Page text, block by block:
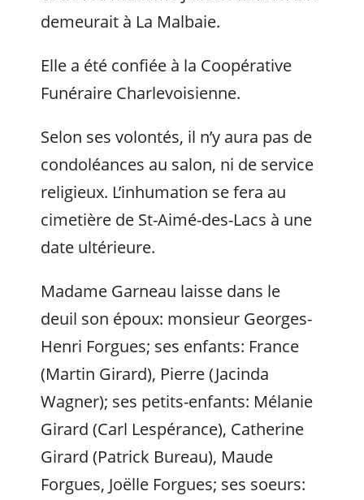
demeurait à La Malbaie.
Elle a été confiée à la Coopérative
Funéraire Charlevoisienne.
Selon ses volontés, il n’y aura pas de
condoléances au salon, ni de service
religieux. L’inhumation se fera au
cimetière de St-Aimé-des-Lacs à une
date ultérieure.
Madame Garneau laisse dans le
deuil son époux: monsieur Georges-
Henri Forgues; ses enfants: France
(Martin Girard), Pierre (Jacinda
Wagner); ses petits-enfants: Mélanie
Girard (Carl Lespérance), Catherine
Girard (Patrick Bureau), Maude
Forgues, Joëlle Forgues; ses soeurs: